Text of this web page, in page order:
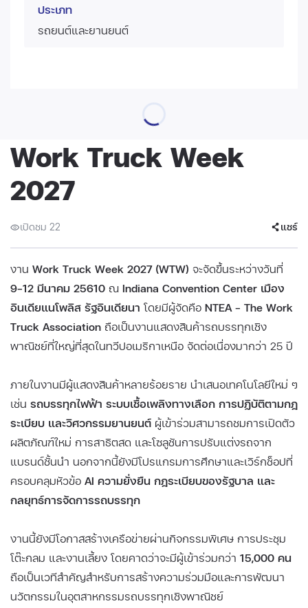
ประเภท
รถยนต์และยานยนต์
Work Truck Week
2027
เปิดชม 22 แชร์
งาน Work Truck Week 2027 (WTW) จะจัดขึ้นระหว่างวันที่
9–12 มีนาคม 25610 ณ Indiana Convention Center เมือง
อินเดียแนโพลิส รัฐอินเดียนา โดยมีผู้จัดคือ NTEA – The Work
Truck Association ถือเป็นงานแสดงสินค้ารถบรรทุกเชิง
พาณิชย์ที่ใหญ่ที่สุดในทวีปอเมริกาเหนือ จัดต่อเนื่องมากว่า 25 ปี
ภายในงานมีผู้แสดงสินค้าหลายร้อยราย นำเสนอเทคโนโลยีใหม่ ๆ
เช่น รถบรรทุกไฟฟ้า ระบบเชื้อเพลิงทางเลือก การปฏิบัติตามกฎ
ระเบียบ และวิศวกรรมยานยนต์ ผู้เข้าร่วมสามารถชมการเปิดตัว
ผลิตภัณฑ์ใหม่ การสาธิตสด และโซลูชันการปรับแต่งรถจาก
แบรนด์ชั้นนำ นอกจากนี้ยังมีโปรแกรมการศึกษาและเวิร์กช็อปที่
ครอบคลุมหัวข้อ AI ความยั่งยืน กฎระเบียบของรัฐบาล และ
กลยุทธ์การจัดการรถบรรทุก
งานนี้ยังมีโอกาสสร้างเครือข่ายผ่านกิจกรรมพิเศษ การประชุม
โต๊ะกลม และงานเลี้ยง โดยคาดว่าจะมีผู้เข้าร่วมกว่า 15,000 คน
ถือเป็นเวทีสำคัญสำหรับการสร้างความร่วมมือและการพัฒนา
นวัตกรรมในอุตสาหกรรมรถบรรทุกเชิงพาณิชย์